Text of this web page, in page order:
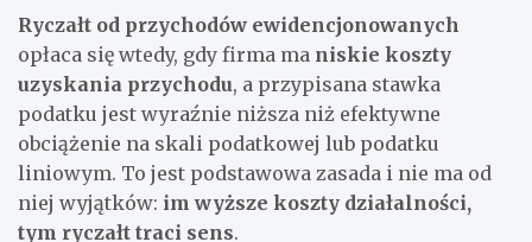
Ryczałt od przychodów ewidencjonowanych
opłaca się wtedy, gdy firma ma niskie koszty
uzyskania przychodu, a przypisana stawka
podatku jest wyraźnie niższa niż efektywne
obciążenie na skali podatkowej lub podatku
liniowym. To jest podstawowa zasada i nie ma od
niej wyjątków: im wyższe koszty działalności,
tym ryczałt traci sens.